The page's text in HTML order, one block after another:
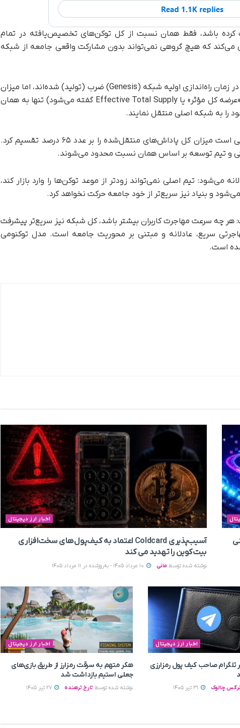
کرده باشد، فقط همان نسبت از کل توکن‌های تخصیص‌یافته در تمام
که هیچ گروهی نمی‌تواند بدون مشارکت واقعی جامعه از شبکه
هرچند از نظر فنی تمام ۱۰۰ میلیارد پای کوین در زمان راه‌اندازی اولیه شبکه (Genesis) ضرب (تولید) شده‌اند، اما میزان
عرضه قابل استفاده در هر لحظه (که به آن «عرضه کل مؤثر» یا Effective Total Supply گفته می‌شود) تنها به همان
را به شبکه اصلی منتقل نمایند.
برای محاسبه عرضه واقعی و به‌روز، تنها کافی است میزان کل پاداش‌های منتقل‌شده را بر عدد ۶۵ درصد تقسیم کرد.
و تیم توسعه بر اساس همان نسبت محدود می‌شوند.
می‌شود: تیم اصلی نمی‌تواند زودتر از موعد توکن‌ها را وارد بازار کند،
و بنیاد نیز سریع‌تر از خود جامعه حرکت نخواهد کرد.
هر چه سرعت مهاجرت کاربران بیشتر باشد، کل شبکه نیز سریع‌تر پیشرفت
سریع، عادلانه و مبتنی بر محوریت جامعه است. مدل توکنومی
شده است.
اخبار ارز دیجیتال
آسیب‌پذیری Coldcard اعتماد به کیف‌پول‌های سخت‌افزاری
بیت‌کوین را تهدید می‌ کند
نوشته شده توسط مانی
اخبار ارز دیجیتال
تلگرام صاحب کیف پول رمزارزی
چالوک
اخبار ارز دیجیتال
هکر متهم به سرقت رمزارز از طریق بازی‌های
جعلی استیم بازداشت شد
نوشته شده توسط تارخ ترهنده